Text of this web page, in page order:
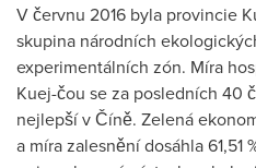
V červnu 2016 byla provincie
skupina národních
experimentálních zón. Míra
Kuej-čou se za posledních 40
nejlepší v Číně. Zelená
a míra zalesnění dosáhla 61,51